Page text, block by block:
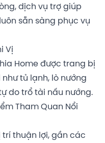
dịch vụ trợ giúp
sẵn sàng phục vụ
Vị
Home được trang bị
tủ lạnh, lò nướng
do trổ tài nấu nướng.
Tham Quan Nổi
thuận lợi, gần các